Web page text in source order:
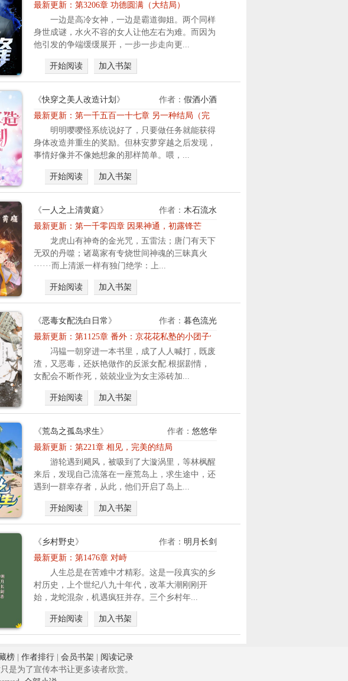
保
！
.
.
最新更新： 第3206章 功德圆满（大结局）
一边是高冷女神，一边是霸道御姐。两个同样
身世成谜，水火不容的女人让他左右为难。而因为
他引发的争端缓缓展开，一步一步走向更...
开始阅读 加入书架
《快穿之美人改造计划 》 作者： 假酒小酒
最新更新： 第一千五百一十七章 另一种结局（完）
明明嘤嘤怪系统说好了，只要做任务就能获得
身体改造并重生的奖励。但林安萝穿越之后发现，
事情好像并不像她想象的那样简单。喂，...
开始阅读 加入书架
《一人之上清黄庭》 作者： 木石流水
最新更新： 第一千零四章 因果神通，初露锋芒
龙虎山有神奇的金光咒，五雷法；唐门有天下
无双的丹噬；诸葛家有专烧世间神魂的三昧真火
······而上清派一样有独门绝学：上...
开始阅读 加入书架
《恶毒女配洗白日常 》 作者： 暮色流光
最新更新： 第1125章 番外：京花花私塾的小团子们（彩蛋下）
冯韫一朝穿进一本书里，成了人人喊打，既废
渣，又恶毒，还妖艳做作的反派女配.根据剧情，
女配会不断作死，兢兢业业为女主添砖加...
开始阅读 加入书架
《荒岛之孤岛求生》 作者： 悠悠华
最新更新： 第221章 相见，完美的结局
游轮遇到飓风，被吸到了大漩涡里，等林枫醒
来后，发现自己流落在一座荒岛上，求生途中，还
遇到一群幸存者，从此，他们开启了岛上...
开始阅读 加入书架
《 乡村野史 》 作者： 明月长剑
最新更新： 第1476章 对峙
人生总是在苦难中才精彩。这是一段真实的乡
村历史，上个世纪八九十年代，改革大潮刚刚开
始，龙蛇混杂，机遇疯狂并存。三个乡村年...
开始阅读 加入书架
榜| 作者排行| 会员书架
阅读记录
是为了宣传本书让更多读者欣赏。